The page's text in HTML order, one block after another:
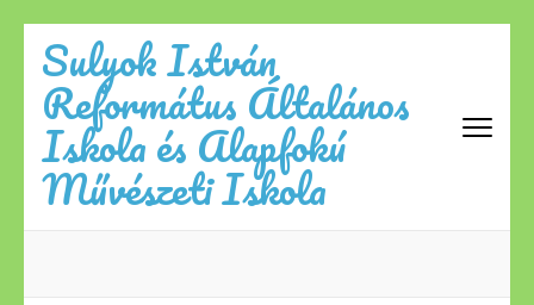
content
(Press
Enter)
Sulyok István
Református Általános
Iskola és Alapfokú
Művészeti Iskola